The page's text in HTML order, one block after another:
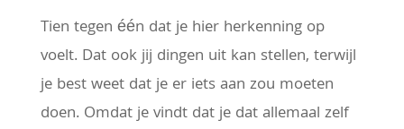
Tien tegen één dat je hier herkenning op
voelt. Dat ook jij dingen uit kan stellen, terwijl
je best weet dat je er iets aan zou moeten
doen. Omdat je vindt dat je dat allemaal zelf